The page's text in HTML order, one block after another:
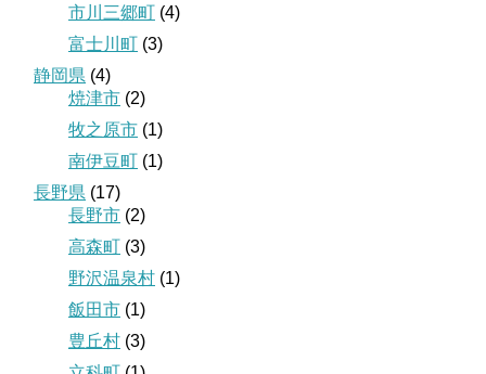
市川三郷町 (4)
富士川町 (3)
静岡県 (4)
焼津市 (2)
牧之原市 (1)
南伊豆町 (1)
長野県 (17)
長野市 (2)
高森町 (3)
野沢温泉村 (1)
飯田市 (1)
豊丘村 (3)